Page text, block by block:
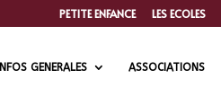
PETITE ENFANCE LES ECOLES
INFOS GENERALES ASSOCIATIONS